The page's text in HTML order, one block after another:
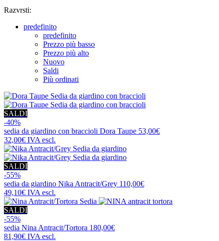
Razvrsti:
predefinito
predefinito
Prezzo più basso
Prezzo più alto
Nuovo
Saldi
Più ordinati
SALDI
-40%
sedia da giardino con braccioli Dora Taupe 53,00€
32,00€ IVA escl.
SALDI
-55%
sedia da giardino Nika Antracit/Grey 110,00€
49,10€ IVA escl.
SALDI
-55%
sedia Nina Antracit/Tortora 180,00€
81,90€ IVA escl.